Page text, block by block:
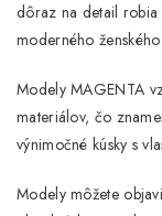
dôraz na detail robia
moderného
ModelyMAGENTA
materiálov, čo
výnimočné kúsky s
Modely môžete